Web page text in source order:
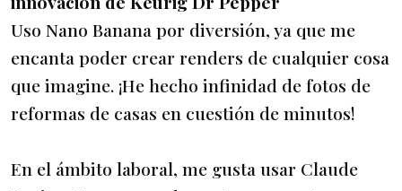
Uso Nano Banana por diversión, ya que me
encanta poder crear renders de cualquier cosa
que imagine. ¡He hecho infinidad de fotos de
reformas de casas en cuestión de minutos!
En el ámbito laboral, me gusta usar Claude